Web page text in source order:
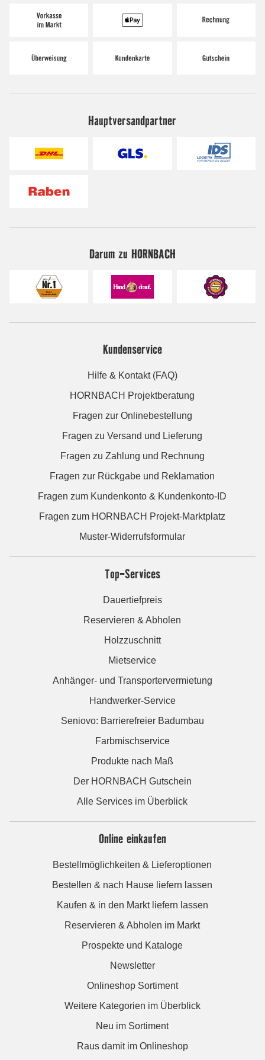
Hauptversandpartner
Darum zu HORNBACH
Kundenservice
Hilfe & Kontakt (FAQ)
HORNBACH Projektberatung
Fragen zur Onlinebestellung
Fragen zu Versand und Lieferung
Fragen zu Zahlung und Rechnung
Fragen zur Rückgabe und Reklamation
Fragen zum Kundenkonto & Kundenkonto-ID
Fragen zum HORNBACH Projekt-Marktplatz
Muster-Widerrufsformular
Top-Services
Dauertiefpreis
Reservieren & Abholen
Holzzuschnitt
Mietservice
Anhänger- und Transportervermietung
Handwerker-Service
Seniovo: Barrierefreier Badumbau
Farbmischservice
Produkte nach Maß
Der HORNBACH Gutschein
Alle Services im Überblick
Online einkaufen
Bestellmöglichkeiten & Lieferoptionen
Bestellen & nach Hause liefern lassen
Kaufen & in den Markt liefern lassen
Reservieren & Abholen im Markt
Prospekte und Kataloge
Newsletter
Onlineshop Sortiment
Weitere Kategorien im Überblick
Neu im Sortiment
Raus damit im Onlineshop